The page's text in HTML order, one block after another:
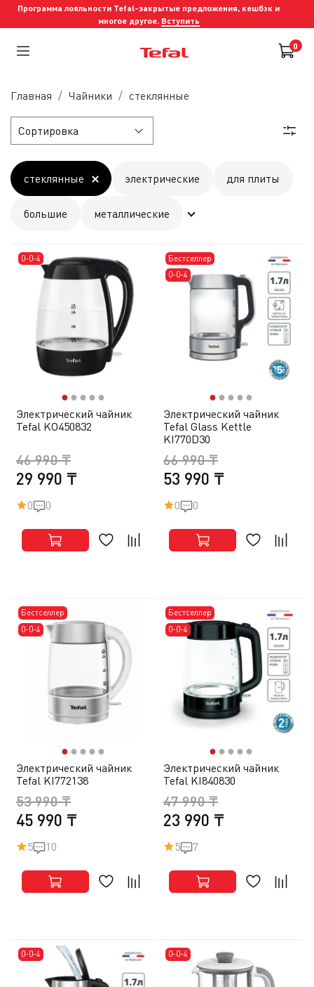
Программа лояльности Tefal-закрытые предложения, кешбэк и
многое другое. Вступить
0
Главная Чайники стеклянные
стеклянные электрические для плиты
большие металлические
0-0-4
●● ● ● ●
Электрический чайник
Tefal KO450832
29 990 ₸
46 990 ₸
0 0
Бестселлер
0-0-4
●● ● ● ●
Электрический чайник
Tefal Glass Kettle
KI770D30
53 990 ₸
66 990 ₸
0 0
Бестселлер
0-0-4
●● ● ● ●
Электрический чайник
Tefal KI772138
45 990 ₸
53 990 ₸
5 10
Бестселлер
0-0-4
●● ● ● ●
Электрический чайник
Tefal KI840830
23 990 ₸
47 990 ₸
5 7
0-0-4 0-0-4